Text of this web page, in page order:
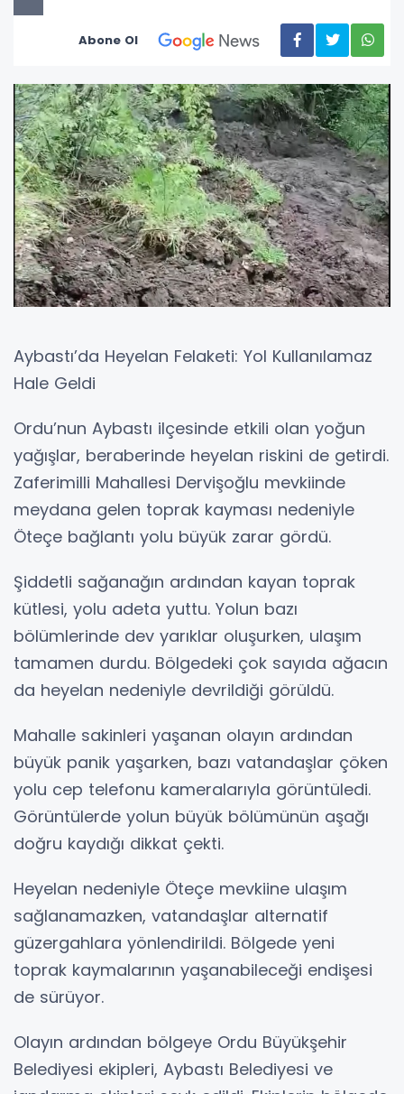
Abone Ol
Aybastı’da Heyelan Felaketi: Yol Kullanılamaz
Hale Geldi
Ordu’nun Aybastı ilçesinde etkili olan yoğun
yağışlar, beraberinde heyelan riskini de getirdi.
Zaferimilli Mahallesi Dervişoğlu mevkiinde
meydana gelen toprak kayması nedeniyle
Öteçe bağlantı yolu büyük zarar gördü.
Şiddetli sağanağın ardından kayan toprak
kütlesi, yolu adeta yuttu. Yolun bazı
bölümlerinde dev yarıklar oluşurken, ulaşım
tamamen durdu. Bölgedeki çok sayıda ağacın
da heyelan nedeniyle devrildiği görüldü.
Mahalle sakinleri yaşanan olayın ardından
büyük panik yaşarken, bazı vatandaşlar çöken
yolu cep telefonu kameralarıyla görüntüledi.
Görüntülerde yolun büyük bölümünün aşağı
doğru kaydığı dikkat çekti.
Heyelan nedeniyle Öteçe mevkiine ulaşım
sağlanamazken, vatandaşlar alternatif
güzergahlara yönlendirildi. Bölgede yeni
toprak kaymalarının yaşanabileceği endişesi
de sürüyor.
Olayın ardından bölgeye Ordu Büyükşehir
Belediyesi ekipleri, Aybastı Belediyesi ve